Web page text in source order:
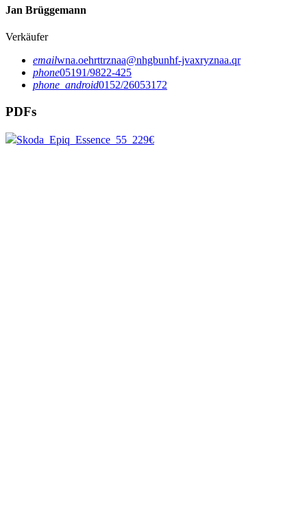
Jan Brüggemann
Verkäufer
emailwna.oehrttrznaa@nhgbunhf-jvaxryznaa.qr
phone05191/9822-425
phone_android0152/26053172
PDFs
Skoda_Epiq_Essence_55_229€